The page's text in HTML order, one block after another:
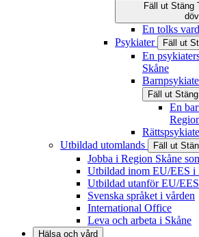
Fäll ut Stäng
En tolks
Psykiater
Fäll ut
En
Skåne
Fäll ut Stäng
En
Utbildad utomlands
Fäll ut
Jobba i Region Skåne
Utbildad inom EU/EES i
Utbildad utanför EU/
Svenska språket i vården
International Office
Leva och arbeta i Skåne
Hälsa och vård